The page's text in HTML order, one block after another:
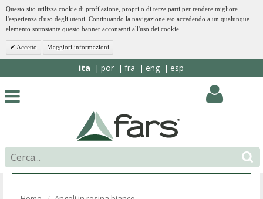
Questo sito utilizza cookie di profilazione, propri o di terze parti per rendere migliore
l'esperienza d'uso degli utenti. Continuando la navigazione e/o accedendo a un qualunque
elemento sottostante questo banner acconsenti all'uso dei cookie
Accetto Maggiori informazioni
ita por fra eng esp